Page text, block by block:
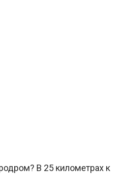
В 25 километрах к